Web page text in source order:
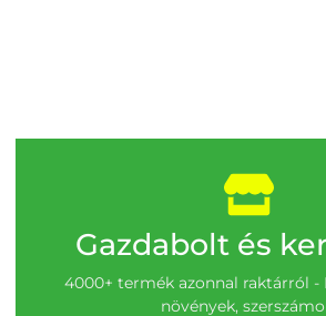
Gazdabolt és
4000+ termék azonnal raktárról -
növények,